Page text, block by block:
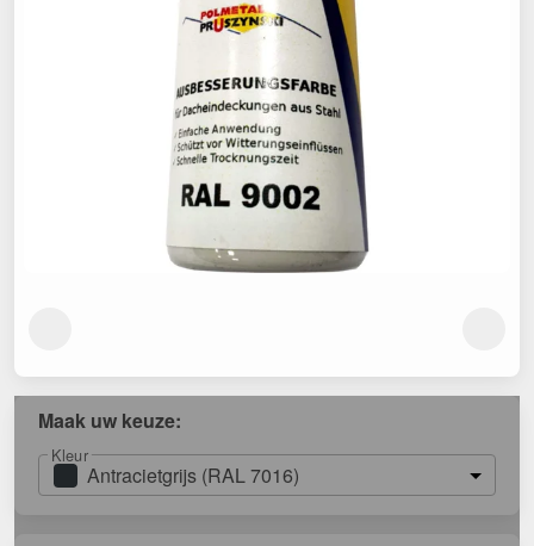
Maak uw keuze:
Kleur
Antracietgrijs (RAL 7016)